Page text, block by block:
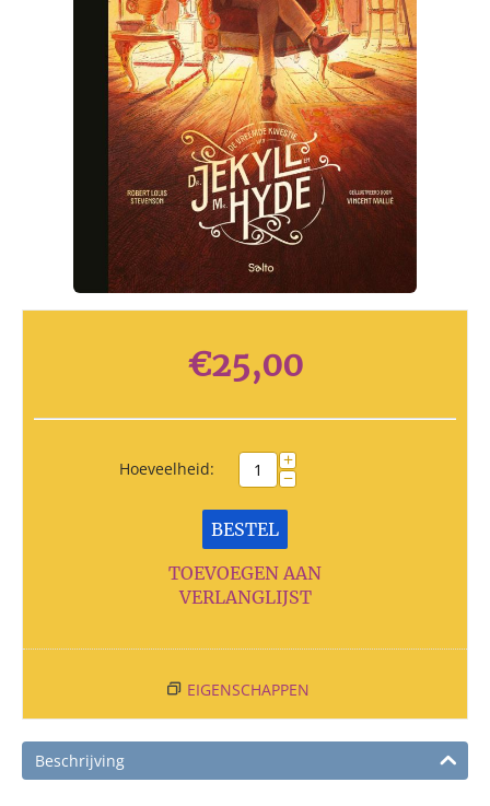
€25,00
Hoeveelheid: +
−
BESTEL
TOEVOEGEN AAN
VERLANGLIJST
EIGENSCHAPPEN
Beschrijving